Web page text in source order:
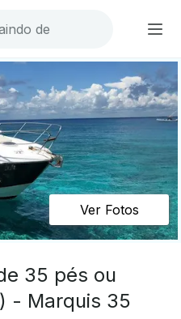
Ver Fotos
35 pés ou
- Marquis 35